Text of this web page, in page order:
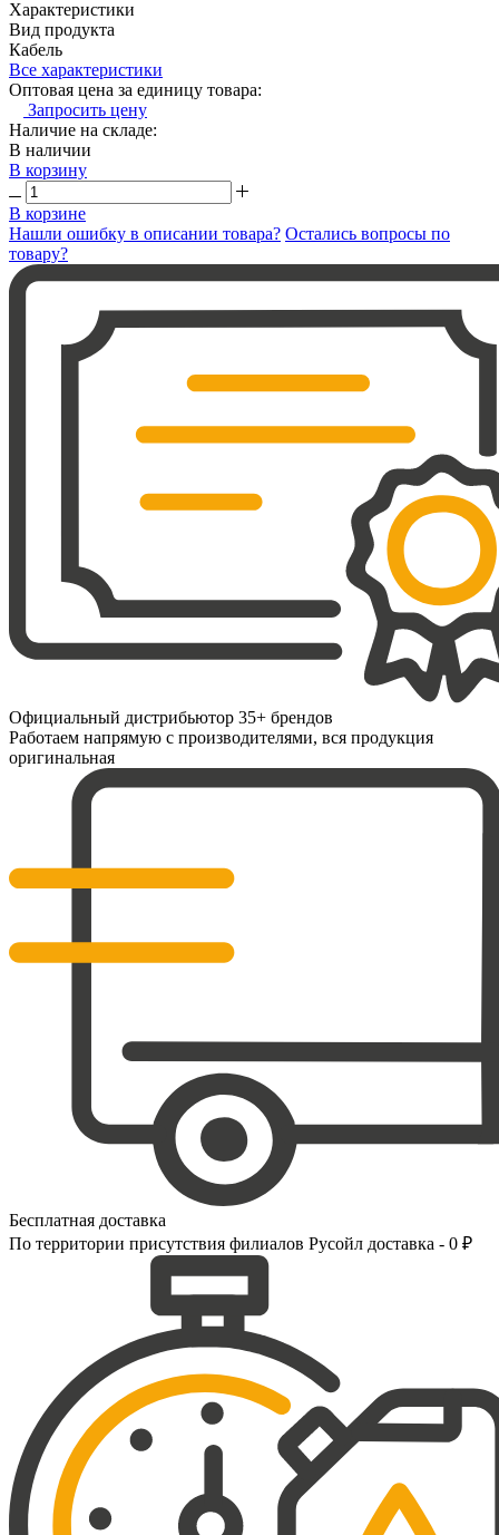
Характеристики
Вид продукта
Кабель
Все характеристики
Оптовая цена за единицу товара:
Запросить цену
Наличие на складе:
В наличии
В корзину
В корзине
Нашли ошибку в описании товара? Остались вопросы по
товару?
Официальный дистрибьютор 35+ брендов
Работаем напрямую с производителями, вся продукция
оригинальная
Бесплатная доставка
По территории присутствия филиалов Русойл доставка - 0 ₽